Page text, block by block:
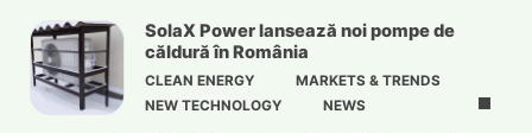
SolaX Power lansează noi pompe de
căldură în România
CLEAN ENERGY
MARKETS & TRENDS
NEW TECHNOLOGY
NEWS